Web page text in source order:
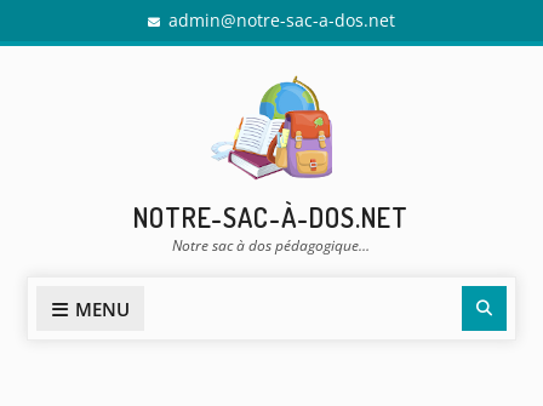
to
admin@notre-sac-a-dos.net
NOTRE-SAC-À-DOS.NET
Notre sac à dos pédagogique…
MENU